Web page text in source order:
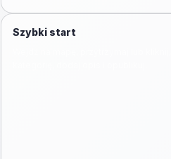
Szybki start